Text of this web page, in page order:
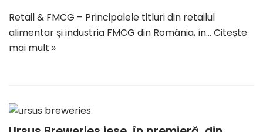
Retail & FMCG – Principalele titluri din retailul
alimentar şi industria FMCG din România, în… Citește
mai mult »